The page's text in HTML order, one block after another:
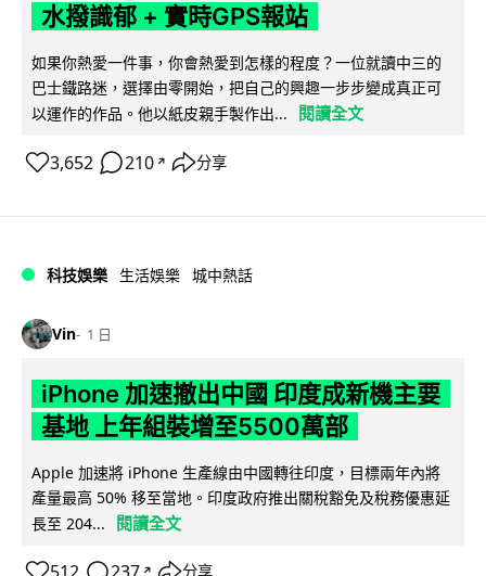
水撥識郁 + 實時GPS報站
如果你熱愛一件事，你會熱愛到怎樣的程度？一位就讀中三的
巴士鐵路迷，選擇由零開始，把自己的興趣一步步變成真正可
以運作的作品。他以紙皮親手製作出...
閱讀全文
3,652 210 ↗ 分享
科技娛樂 生活娛樂 城中熱話
Vin 1 日
iPhone 加速撤出中國 印度成新機主要
基地 上年組裝增至5500萬部
Apple 加速將 iPhone 生產線由中國轉往印度，目標兩年內將
產量最高 50% 移至當地。印度政府推出關稅豁免及稅務優惠延
長至 204...
閱讀全文
↗ 分享